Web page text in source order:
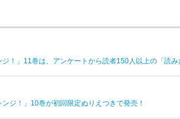
！」11巻は、アンケートから読者150人以上の「読
ジ！」10巻が初回限定ぬりえつきで発売！